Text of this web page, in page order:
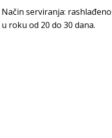
Način serviranja:
u roku od 20 do 30 dana.